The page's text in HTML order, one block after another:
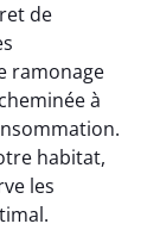
de
ramonage
à
habitat,
les